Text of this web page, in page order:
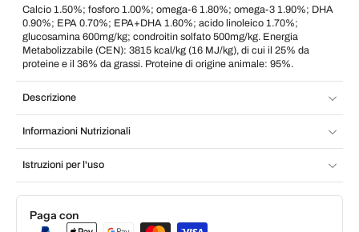
Calcio 1.50%; fosforo 1.00%; omega-6 1.80%; omega-3 1.90%; DHA
0.90%; EPA 0.70%; EPA+DHA 1.60%; acido linoleico 1.70%;
glucosamina 600mg/kg; condroitin solfato 500mg/kg. Energia
Metabolizzabile (CEN): 3815 kcal/kg (16 MJ/kg), di cui il 25% da
proteine e il 36% da grassi. Proteine di origine animale: 95%.
Descrizione
Informazioni Nutrizionali
Istruzioni per l'uso
Paga con